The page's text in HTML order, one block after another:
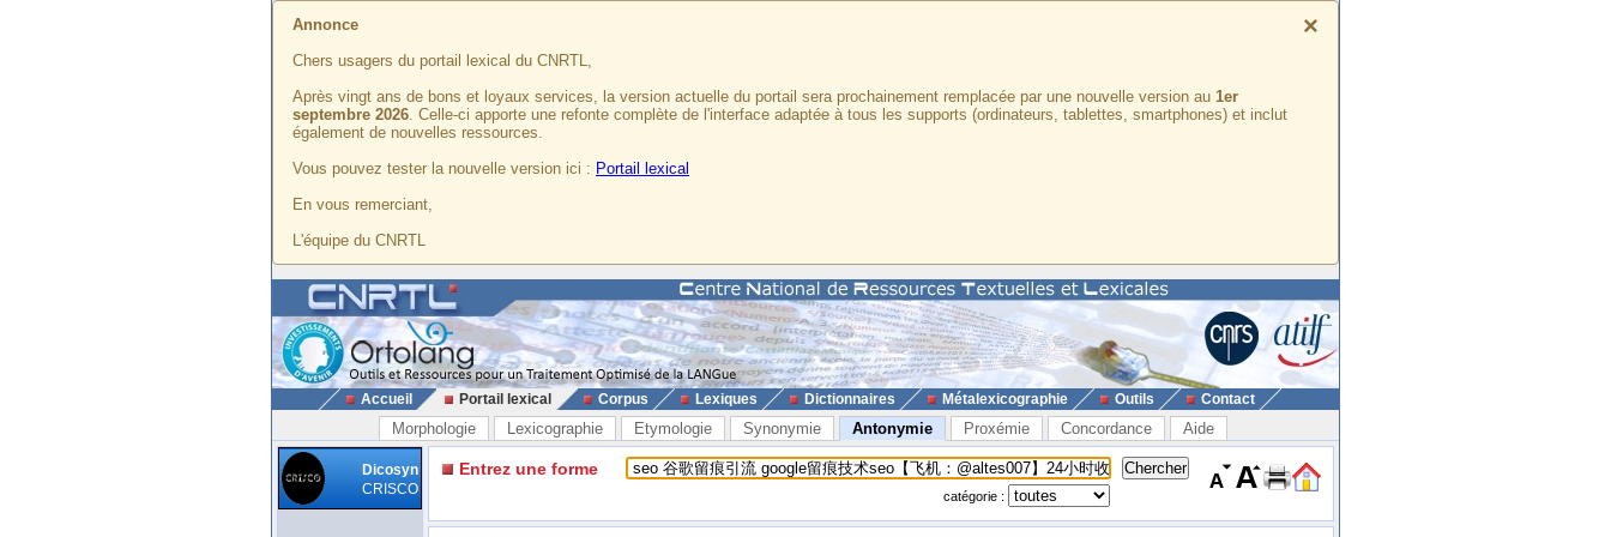
×
Annonce
Chers usagers du portail lexical du CNRTL,
Après vingt ans de bons et loyaux services, la version actuelle du portail sera prochainement remplacée par une nouvelle version au 1er
septembre 2026. Celle-ci apporte une refonte complète de l'interface adaptée à tous les supports (ordinateurs, tablettes, smartphones) et inclut
également de nouvelles ressources.
Vous pouvez tester la nouvelle version ici : Portail lexical
En vous remerciant,
L'équipe du CNRTL
Accueil Portail lexical Corpus Lexiques Dictionnaires Métalexicographie Outils Contact
Morphologie Lexicographie Etymologie Synonymie Antonymie Proxémie Concordance Aide
Dicosyn
CRISCO
Entrez une forme
catégorie :